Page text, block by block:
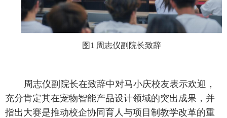
图1 周志仪副院长致辞
周志仪副院长在致辞中对马小庆校友表示欢迎，
充分肯定其在宠物智能产品设计领域的突出成果，并
指出大赛是推动校企协同育人与项目制教学改革的重